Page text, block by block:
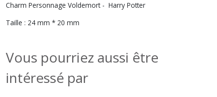
Charm Personnage Voldemort - Harry Potter
Taille : 24 mm * 20 mm
Vous pourriez aussi être
intéressé par